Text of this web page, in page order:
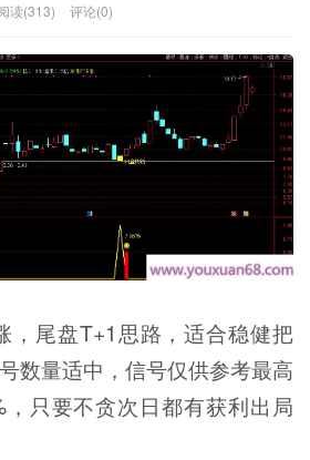
读(313) 评论(0)
，尾盘T+1思路，适合稳健把
数量适中，信号仅供参考最高
只要不贪次日都有获利出局